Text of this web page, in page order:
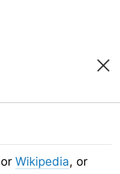
or Wikipedia, or